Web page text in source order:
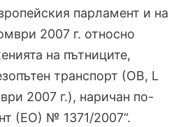
парламент и на
2007 г. относно
на пътниците,
транспорт (ОВ, L
2007 г.), наричан по-
(ЕО) № 1371/2007“.